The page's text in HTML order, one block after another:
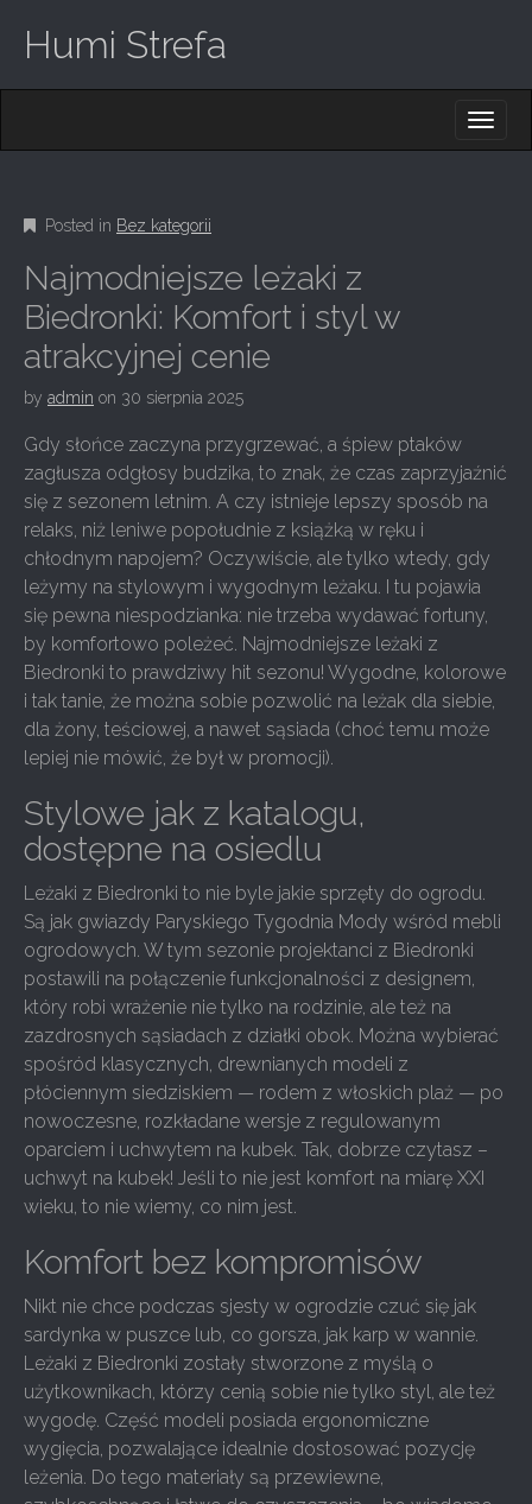
Humi Strefa
M
E
N
U
C
N
T
E
N
T
Posted in Bez kategorii
Najmodniejsze leżaki z
Biedronki: Komfort i styl w
atrakcyjnej cenie
by admin on 30 sierpnia 2025
Gdy słońce zaczyna przygrzewać, a śpiew ptaków
zagłusza odgłosy budzika, to znak, że czas zaprzyjaźnić
się z sezonem letnim. A czy istnieje lepszy sposób na
relaks, niż leniwe popołudnie z książką w ręku i
chłodnym napojem? Oczywiście, ale tylko wtedy, gdy
leżymy na stylowym i wygodnym leżaku. I tu pojawia
się pewna niespodzianka: nie trzeba wydawać fortuny,
by komfortowo poleżeć. Najmodniejsze leżaki z
Biedronki to prawdziwy hit sezonu! Wygodne, kolorowe
i tak tanie, że można sobie pozwolić na leżak dla siebie,
dla żony, teściowej, a nawet sąsiada (choć temu może
lepiej nie mówić, że był w promocji).
Stylowe jak z katalogu,
dostępne na osiedlu
Leżaki z Biedronki to nie byle jakie sprzęty do ogrodu.
Są jak gwiazdy Paryskiego Tygodnia Mody wśród mebli
ogrodowych. W tym sezonie projektanci z Biedronki
postawili na połączenie funkcjonalności z designem,
który robi wrażenie nie tylko na rodzinie, ale też na
zazdrosnych sąsiadach z działki obok. Można wybierać
spośród klasycznych, drewnianych modeli z
płóciennym siedziskiem — rodem z włoskich plaż — po
nowoczesne, rozkładane wersje z regulowanym
oparciem i uchwytem na kubek. Tak, dobrze czytasz –
uchwyt na kubek! Jeśli to nie jest komfort na miarę XXI
wieku, to nie wiemy, co nim jest.
Komfort bez kompromisów
Nikt nie chce podczas sjesty w ogrodzie czuć się jak
sardynka w puszce lub, co gorsza, jak karp w wannie.
Leżaki z Biedronki zostały stworzone z myślą o
użytkownikach, którzy cenią sobie nie tylko styl, ale też
wygodę. Część modeli posiada ergonomiczne
wygięcia, pozwalające idealnie dostosować pozycję
leżenia. Do tego materiały są przewiewne,